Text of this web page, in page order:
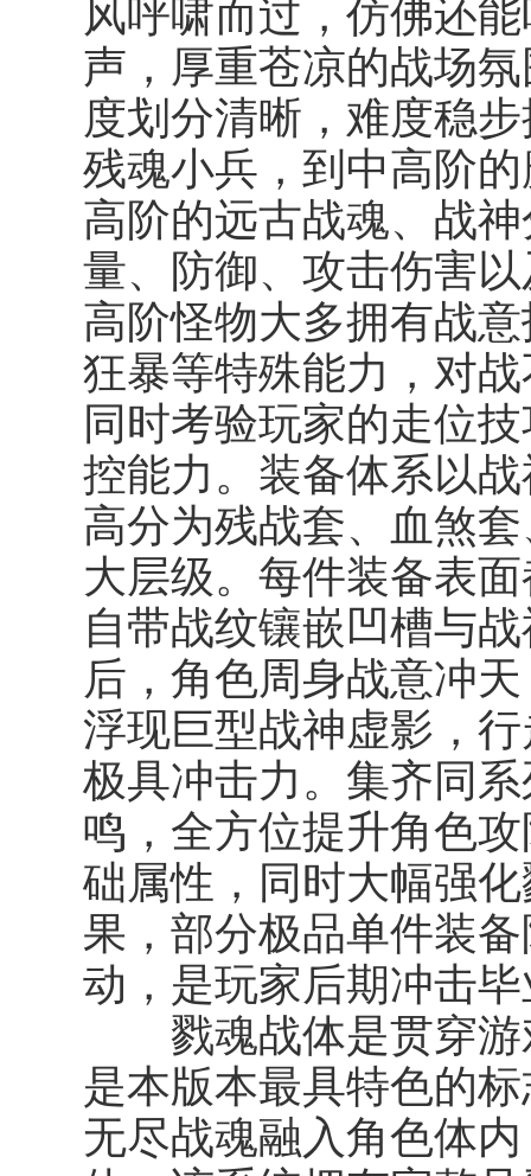
风呼啸而过，仿佛还
声，厚重苍凉的战场
度划分清晰，难度稳
残魂小兵，到中高阶
高阶的远古战魂、战
量、防御、攻击伤害
高阶怪物大多拥有战
狂暴等特殊能力，对
同时考验玩家的走位
控能力。装备体系以
高分为残战套、血煞
大层级。每件装备表
自带战纹镶嵌凹槽与
后，角色周身战意冲
浮现巨型战神虚影，
极具冲击力。集齐同
鸣 ，全方位提升角色
础属性，同时大幅强
果，部分极品单件装
动，是玩家后期冲击
戮魂战体是贯穿
是本版本最具特色的
无尽战魂融入角色体